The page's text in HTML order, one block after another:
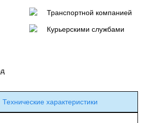
Транспортной компанией
Курьерскими службами
Технические характеристики